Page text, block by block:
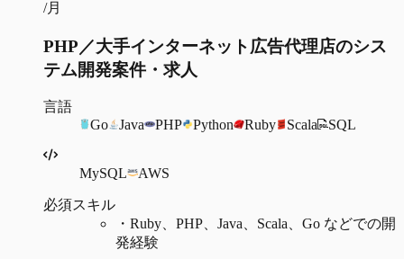
/月
PHP／大手インターネット広告代理店のシス
テム開発案件・求人
言語
Go
Java PHP Python Ruby Scala SQL
MySQL AWS
必須スキル
・ Ruby、PHP、Java、Scala、Go などでの開
発経験